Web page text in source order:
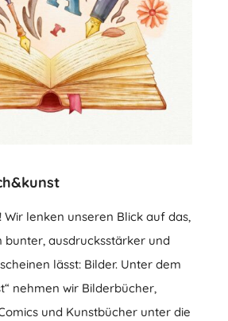
lenken unseren Blick auf das,
bunter, ausdrucksstärker und
lässt: Bilder. Unter dem
nehmen wir Bilderbücher,
und Kunstbücher unter die